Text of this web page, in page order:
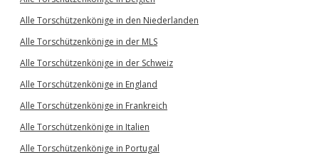
Alle Torschützenkönige in den Niederlanden
Alle Torschützenkönige in der MLS
Alle Torschützenkönige in der Schweiz
Alle Torschützenkönige in England
Alle Torschützenkönige in Frankreich
Alle Torschützenkönige in Italien
Alle Torschützenkönige in Portugal